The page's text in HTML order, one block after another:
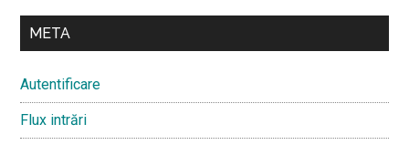
META
Autentificare
Flux intrări